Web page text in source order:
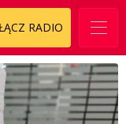
RADIO